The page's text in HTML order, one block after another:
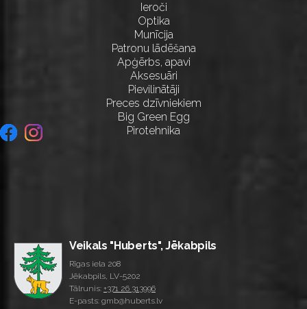
Ieroči
Optika
Munīcija
Patronu lādēšana
Apģērbs, apavi
Aksesuāri
Pievilinātāji
Preces dzīvniekiem
Big Green Egg
Pirotehnika
Veikals "Huberts", Jēkabpils
Rīgas iela 208
Jēkabpils, LV-5202
Tālrunis: +371 26 313996
E-pasts: gmb@huberts.lv